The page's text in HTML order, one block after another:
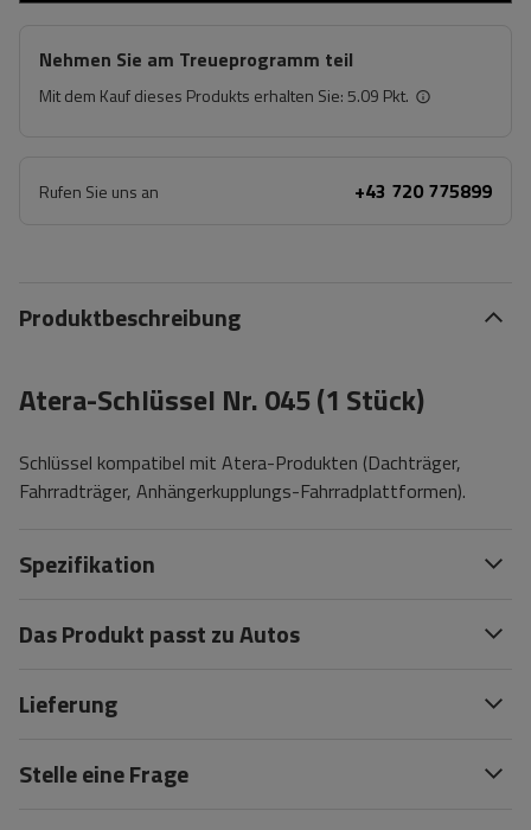
Nehmen Sie am Treueprogramm teil
Mit dem Kauf dieses Produkts erhalten Sie:5.09 Pkt.
Rufen Sie uns an +43 720 775899
Produktbeschreibung
Atera-Schlüssel Nr. 045 (1 Stück)
Schlüssel kompatibel mit Atera-Produkten (Dachträger,
Fahrradträger, Anhängerkupplungs-Fahrradplattformen).
Spezifikation
Das Produkt passt zu Autos
Lieferung
Stelle eine Frage